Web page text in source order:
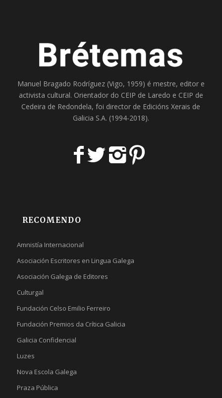
Manuel Bragado Rodríguez (Vigo, 1959) é mestre, editor e
activista cultural. Orientador do CEIP de Laredo e CEIP de
Cedeira de Redondela, foi director de Edicións Xerais de
Galicia S.A. (1994-2018).
RECOMENDO
Amnistía Internacional
Asociación Escritores en Lingua Galega
Asociación Galega de Editores
Culturgal
Fundación Celso Emilio Ferreiro
Fundación Premios da Crítica Galicia
Galicia Confidencial
Luzes
Nova Escola Galega
Praza Pública